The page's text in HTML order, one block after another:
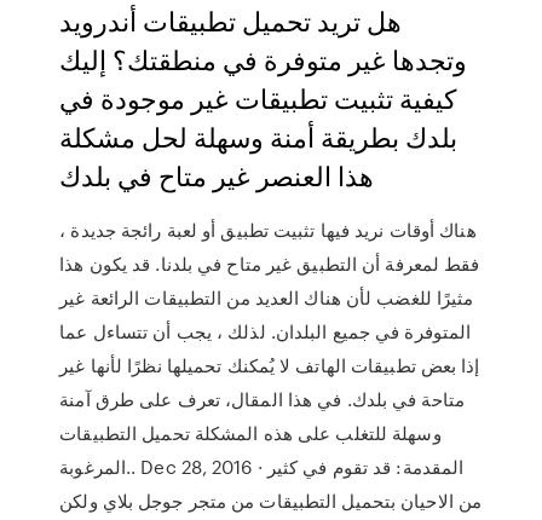
هل تريد تحميل تطبيقات أندرويد
وتجدها غير متوفرة في منطقتك؟ إليك
كيفية تثبيت تطبيقات غير موجودة في
بلدك بطريقة أمنة وسهلة لحل مشكلة
هذا العنصر غير متاح في بلدك
هناك أوقات نريد فيها تثبيت تطبيق أو لعبة رائجة جديدة ،
فقط لمعرفة أن التطبيق غير متاح في بلدنا. قد يكون هذا
مثيرًا للغضب لأن هناك العديد من التطبيقات الرائعة غير
المتوفرة في جميع البلدان. لذلك ، يجب أن تتساءل عما
إذا بعض تطبيقات الهاتف لا يُمكنك تحميلها نظرًا لأنها غير
متاحة في بلدك. في هذا المقال، تعرف على طرق آمنة
وسهلة للتغلب على هذه المشكلة تحميل التطبيقات
المرغوبة.. Dec 28, 2016 · المقدمة: قد تقوم في كثير
من الاحيان بتحميل التطبيقات من متجر جوجل بلاي ولكن